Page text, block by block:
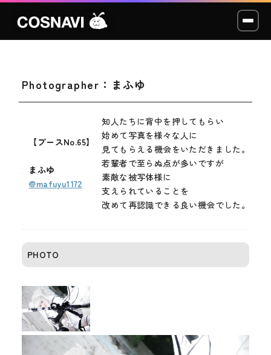
コスプレイベント
WCP
ショッカー
LABO
お知らせ
Photographer：まふゆ
【ブースNo.65】
まふゆ
@mafuyu1172
知人たちに背中を押してもらい
始めて写真を様々な人に
見てもらえる機会をいただきました。
若輩者で至らぬ点が多いですが
素敵な被写体様に
支えられていることを
改めて再認識できる良い機会でした。
PHOTO